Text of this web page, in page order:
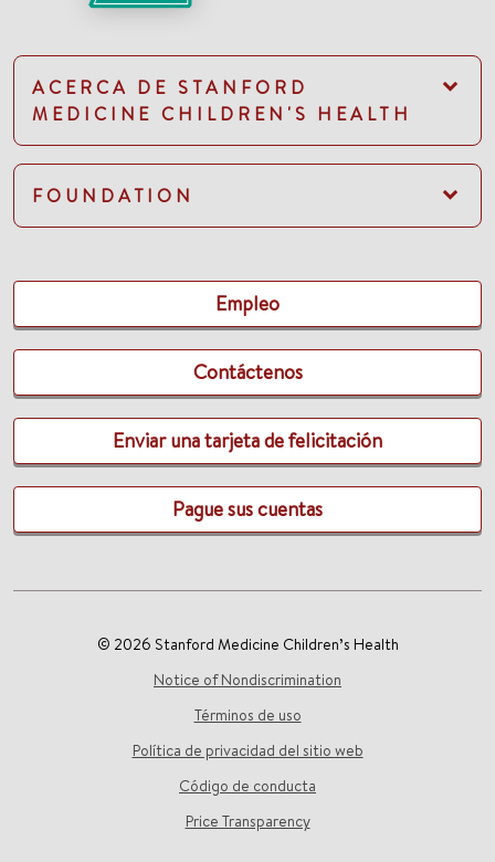
ACERCA DE STANFORD
MEDICINE CHILDREN'S HEALTH
FOUNDATION
Empleo
Contáctenos
Enviar una tarjeta de felicitación
Pague sus cuentas
© 2026 Stanford Medicine Children’s Health
Notice of Nondiscrimination
Términos de uso
Política de privacidad del sitio web
Código de conducta
Price Transparency